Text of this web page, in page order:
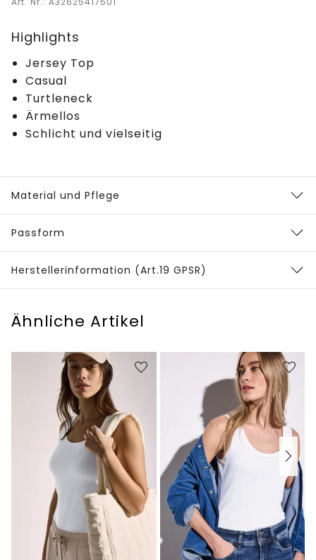
Highlights
Jersey Top
Casual
Turtleneck
Ärmellos
Schlicht und vielseitig
Material und Pflege
Passform
Herstellerinformation (Art.19 GPSR)
Ähnliche Artikel